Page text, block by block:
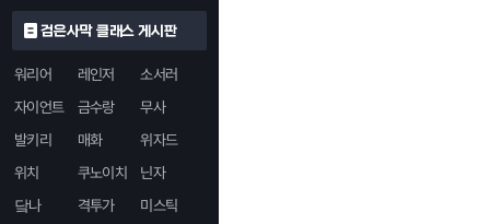
검은사막 클래스 게시판
워리어 레인저
소서러
자이언트
금수랑
무사
발키리
매화
위자드
위치
쿠노이치
닌자
닼나
격투가
미스틱